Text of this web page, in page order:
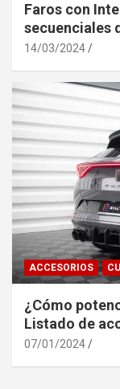
Faros con
secuenciales
14/03/2024
ACCESORIOS
¿Cómo
Listado de
07/01/2024